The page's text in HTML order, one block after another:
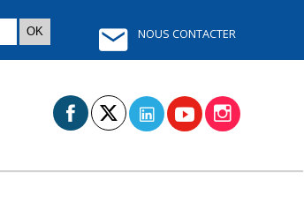
NOUS CONTACTER